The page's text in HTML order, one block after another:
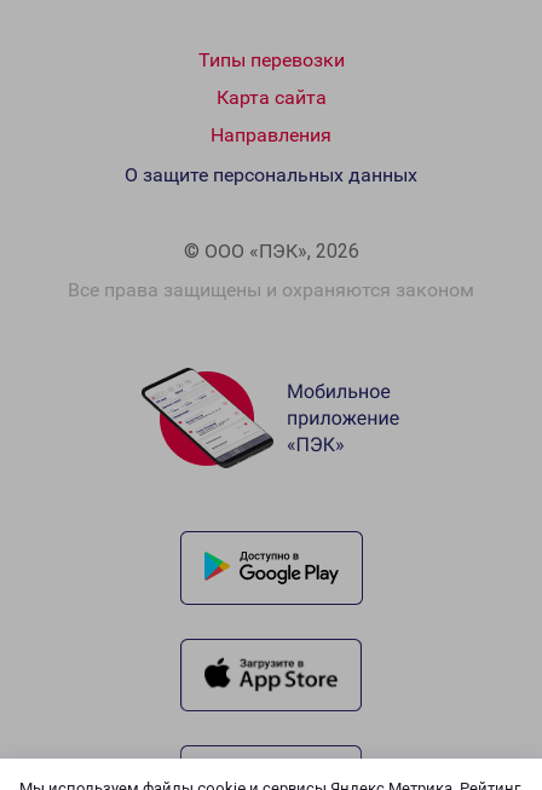
Типы перевозки
Карта сайта
Направления
© ООО «ПЭК», 2026
Все права защищены и охраняются законом
О защите персональных данных